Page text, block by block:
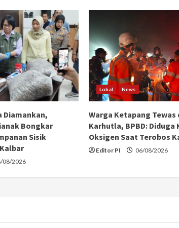
Diamankan,
Bongkar
Sisik
08/2026
Lokal News
Warga Ketapang Tewas
Karhutla, BPBD: Diduga
Oksigen Saat Terobos
Editor PI 06/08/2026